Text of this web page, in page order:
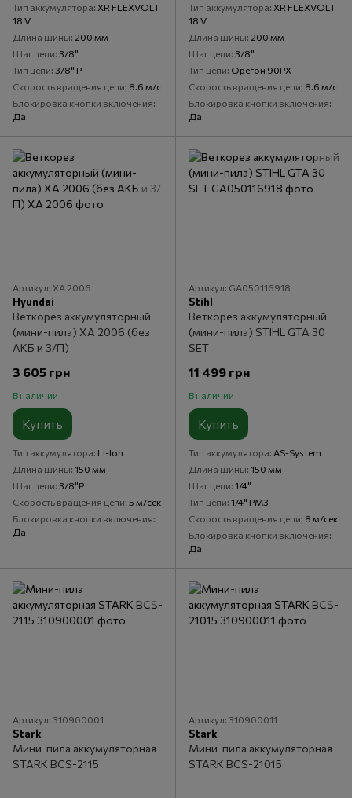
Тип аккумулятора XR FLEXVOLT
18 V
Длина шины 200 мм
Шаг цепи 3/8"
Тип цепи 3/8" Р
Скорость вращения цепи 8.6 м/с
Блокировка кнопки включения
Да
Тип аккумулятора XR FLEXVOLT
18 V
Длина шины 200 мм
Шаг цепи 3/8"
Тип цепи Орегон 90PX
Скорость вращения цепи 8.6 м/с
Блокировка кнопки включения
Да
Артикул: XA 2006
Hyundai
Веткорез аккумуляторный
(мини-пила) XA 2006 (без
АКБ и З/П)
3 605 грн
В наличии
Купить
Тип аккумулятора Li-Ion
Длина шины 150 мм
Шаг цепи 3/8"P
Скорость вращения цепи 5 м/сек
Блокировка кнопки включения
Да
Артикул: GA050116918
Stihl
Веткорез аккумуляторный
(мини-пила) STIHL GTA 30
SET
11 499 грн
В наличии
Купить
Тип аккумулятора AS-System
Длина шины 150 мм
Шаг цепи 1/4"
Тип цепи 1/4" PM3
Скорость вращения цепи 8 м/сек
Блокировка кнопки включения
Да
Артикул: 310900001
Stark
Мини-пила аккумуляторная
STARK BCS-2115
Артикул: 310900011
Stark
Мини-пила аккумуляторная
STARK BCS-21015